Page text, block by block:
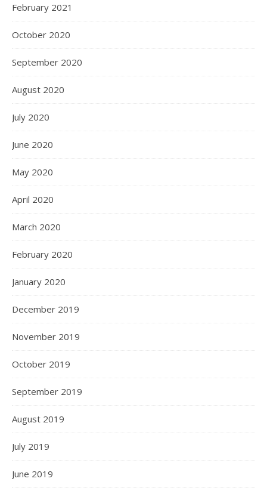
February 2021
October 2020
September 2020
August 2020
July 2020
June 2020
May 2020
April 2020
March 2020
February 2020
January 2020
December 2019
November 2019
October 2019
September 2019
August 2019
July 2019
June 2019